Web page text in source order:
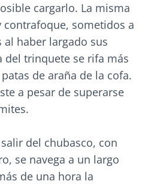
cargarlo. La misma
sometidos a
haber largado sus
del trinquete se rifa más
de araña de la cofa.
a pesar de superarse
del chubasco, con
se navega a un largo
de una hora la